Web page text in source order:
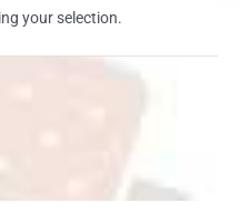
your selection.